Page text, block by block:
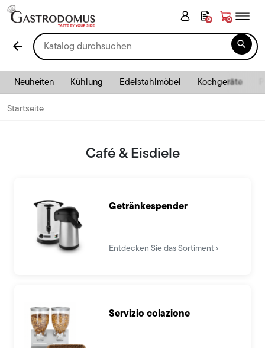
0 0
arrow_back 
Neuheiten Kühlung Edelstahlmöbel Kochgeräte
Startseite
Café & Eisdiele
Getränkespender
Entdecken Sie das Sortiment
Servizio colazione